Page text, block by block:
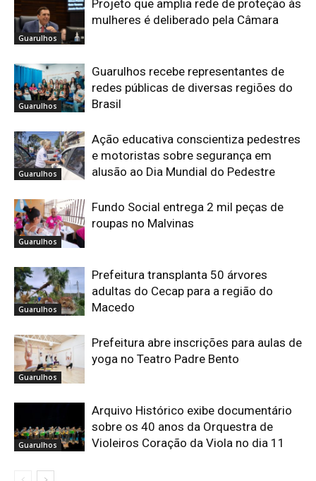
Guarulhos
Projeto que amplia rede de proteção às
mulheres é deliberado pela Câmara
Guarulhos
Guarulhos recebe representantes de
redes públicas de diversas regiões do
Brasil
Guarulhos
Ação educativa conscientiza pedestres
e motoristas sobre segurança em
alusão ao Dia Mundial do Pedestre
Guarulhos
Fundo Social entrega 2 mil peças de
roupas no Malvinas
Guarulhos
Prefeitura transplanta 50 árvores
adultas do Cecap para a região do
Macedo
Guarulhos
Prefeitura abre inscrições para aulas de
yoga no Teatro Padre Bento
Guarulhos
Arquivo Histórico exibe documentário
sobre os 40 anos da Orquestra de
Violeiros Coração da Viola no dia 11